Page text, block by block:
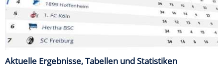
Aktuelle Ergebnisse, Tabellen und Statistiken